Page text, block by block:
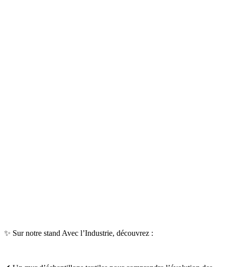
✨ Sur notre stand Avec l’Industrie, découvrez :